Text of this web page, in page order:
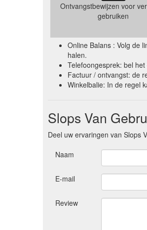
Ontvangstbewijzen voor
gebruiken
Online Balans : Volg de
halen.
Telefoongesprek: bel
Factuur / ontvangst: de
Winkelbalie: In de regel
Slops Van
Deel uw ervaringen van Slops
Naam
E-mail
Review